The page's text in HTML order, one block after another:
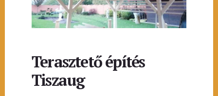
Terasztető építés
Tiszaug